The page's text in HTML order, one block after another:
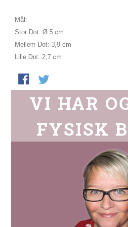
Mål:
Stor Dot: Ø 5 cm
Mellem Dot: 3,9 cm
Lille Dot: 2,7 cm
VI HAR
FYSISK